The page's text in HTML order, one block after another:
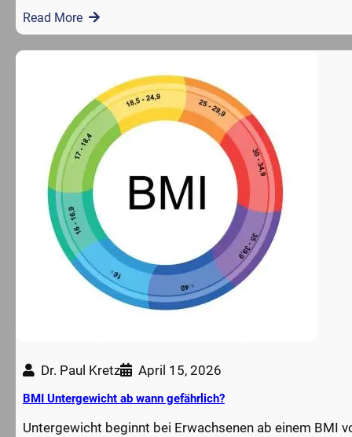
Read More
Dr. Paul Kretz April 15, 2026
BMI Untergewicht ab wann gefährlich?
Untergewicht beginnt bei Erwachsenen ab einem BMI